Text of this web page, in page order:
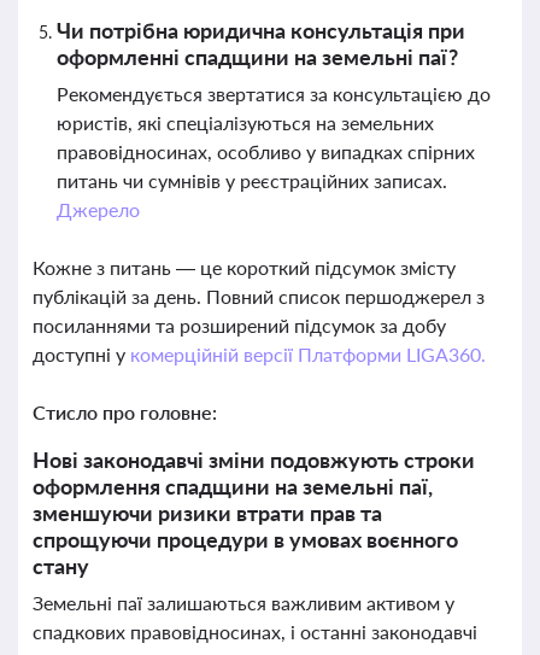
Чи потрібна юридична консультація при
оформленні спадщини на земельні паї?
Рекомендується звертатися за консультацією до
юристів, які спеціалізуються на земельних
правовідносинах, особливо у випадках спірних
питань чи сумнівів у реєстраційних записах.
Джерело
Кожне з питань — це короткий підсумок змісту
публікацій за день. Повний список першоджерел з
посиланнями та розширений підсумок за добу
доступні у комерційній версії Платформи LIGA360.
Стисло про головне:
Нові законодавчі зміни подовжують строки
оформлення спадщини на земельні паї,
зменшуючи ризики втрати прав та
спрощуючи процедури в умовах воєнного
стану
Земельні паї залишаються важливим активом у
спадкових правовідносинах, і останні законодавчі